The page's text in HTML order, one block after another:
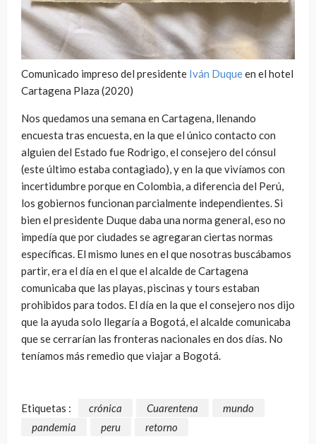
Comunicado impreso del presidente Iván Duqueen el hotel
Cartagena Plaza (2020)
Nos quedamos una semana en Cartagena, llenando
encuesta tras encuesta, en la que el único contacto con
alguien del Estado fue Rodrigo, el consejero del cónsul
(este último estaba contagiado), y en la que vivíamos con
incertidumbre porque en Colombia, a diferencia del Perú,
los gobiernos funcionan parcialmente independientes. Si
bien el presidente Duque daba una norma general, eso no
impedía que por ciudades se agregaran ciertas normas
específicas. El mismo lunes en el que nosotras buscábamos
partir, era el día en el que el alcalde de Cartagena
comunicaba que las playas, piscinas y tours estaban
prohibidos para todos. El día en la que el consejero nos dijo
que la ayuda solo llegaría a Bogotá, el alcalde comunicaba
que se cerrarían las fronteras nacionales en dos días. No
teníamos más remedio que viajar a Bogotá.
Etiquetas : crónica Cuarentena
mundo
pandemia
peru retorno